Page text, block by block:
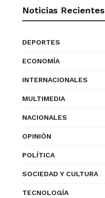
Noticias Recientes
DEPORTES
ECONOMÍA
INTERNACIONALES
MULTIMEDIA
NACIONALES
OPINIÓN
POLÍTICA
SOCIEDAD Y CULTURA
TECNOLOGÍA